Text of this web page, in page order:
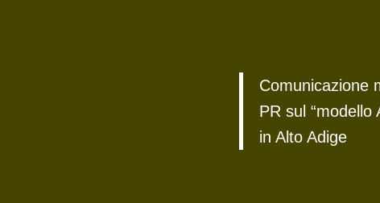
Comunicazione
PR sul “modello
in Alto Adige